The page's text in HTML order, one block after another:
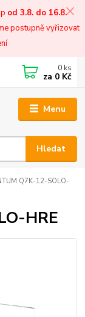
od 3.8. do 16.8.
postupně vyřizovat
Menu
Hledat
0 ks
za 0 Kč
Q7K-12-SOLO-
HRE